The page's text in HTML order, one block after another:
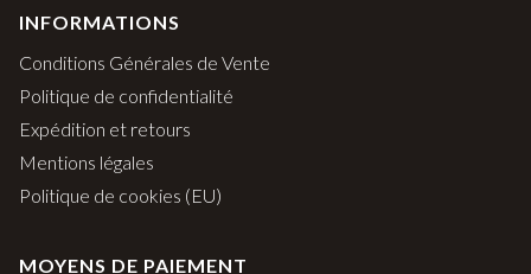
INFORMATIONS
Conditions Générales de Vente
Politique de confidentialité
Expédition et retours
Mentions légales
Politique de cookies (EU)
MOYENS DE PAIEMENT